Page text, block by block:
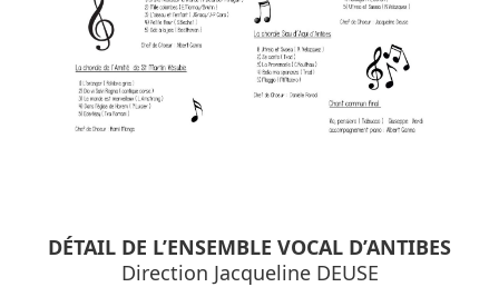
DÉTAIL DE L’ENSEMBLE VOCAL D’ANTIBES
Direction Jacqueline DEUSE